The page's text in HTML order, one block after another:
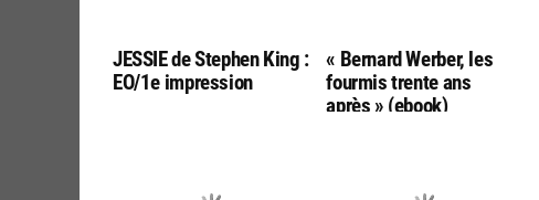
JESSIE de Stephen King :
EO/1e impression
« Bernard Werber, les
fourmis trente ans
après » (ebook)